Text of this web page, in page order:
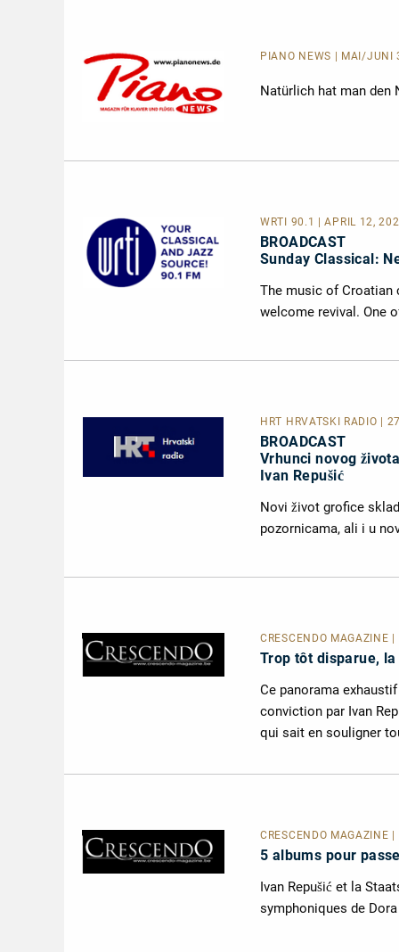
PIANO NEWS | MAI/JUNI
Natürlich hat man den
WRTI 90.1 | APRIL 12,
BROADCAST
Sunday Classical:
The music of Croatian
welcome revival. One
HRT HRVATSKI RADIO |
BROADCAST
Vrhunci novog
Ivan Repušić
Novi život grofice
pozornicama, ali i u
CRESCENDO MAGAZINE
Trop tôt disparue,
Ce panorama
conviction par Ivan
qui sait en souligner
CRESCENDO MAGAZINE
5 albums pour
Ivan Repušić et la
symphoniques de